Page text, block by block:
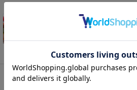
アクセサリパーツ